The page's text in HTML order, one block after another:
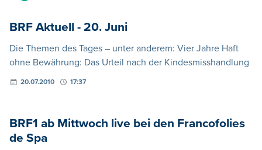
BRF Aktuell - 20. Juni
Die Themen des Tages – unter anderem: Vier Jahre Haft
ohne Bewährung: Das Urteil nach der Kindesmisshandlung
20.07.2010 17:37
BRF1 ab Mittwoch live bei den Francofolies
de Spa